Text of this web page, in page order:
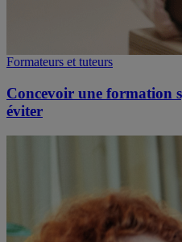
Formateurs et tuteurs
Concevoir une formation
éviter